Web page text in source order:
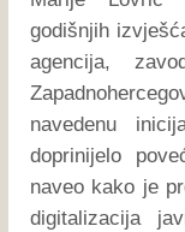
godišnjih
agencija,
navedenu
doprinijelo
naveo kako je
digitalizacija